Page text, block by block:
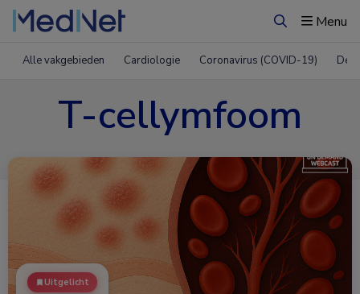
ZoekenMenu
Alle vakgebieden Cardiologie Coronavirus (COVID-19)
T-cellymfoom
Uitgelicht